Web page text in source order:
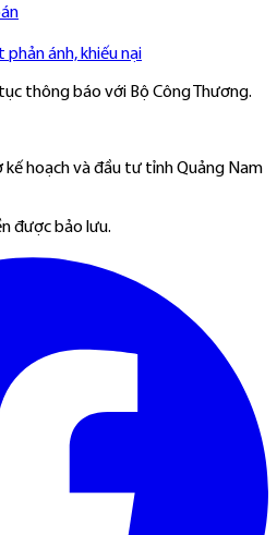
phản ánh, khiếu nại
thông báo với Bộ Công Thương.
kế hoạch và đầu tư tỉnh Quảng Nam
được bảo lưu.